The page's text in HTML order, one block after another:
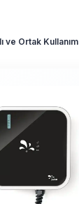
ve Ortak